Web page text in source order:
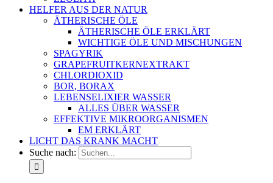
HELFER AUS DER NATUR
ÄTHERISCHE ÖLE
ÄTHERISCHE ÖLE ERKLÄRT
WICHTIGE ÖLE UND MISCHUNGEN
SPAGYRIK
GRAPEFRUITKERNEXTRAKT
CHLORDIOXID
BOR, BORAX
LEBENSELIXIER WASSER
ALLES ÜBER WASSER
EFFEKTIVE MIKROORGANISMEN
EM ERKLÄRT
LICHT DAS KRANK MACHT
Suche nach: